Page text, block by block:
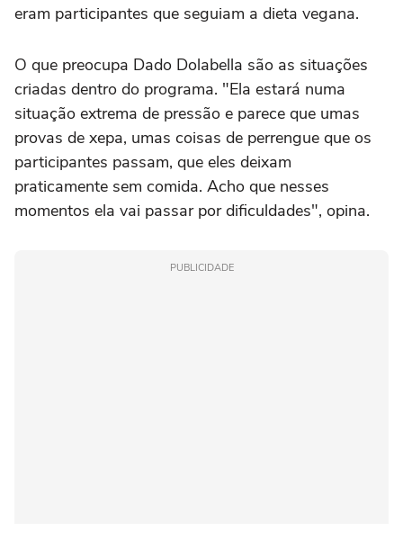
eram participantes que seguiam a dieta vegana.
O que preocupa Dado Dolabella são as situações
criadas dentro do programa. "Ela estará numa
situação extrema de pressão e parece que umas
provas de xepa, umas coisas de perrengue que os
participantes passam, que eles deixam
praticamente sem comida. Acho que nesses
momentos ela vai passar por dificuldades", opina.
PUBLICIDADE